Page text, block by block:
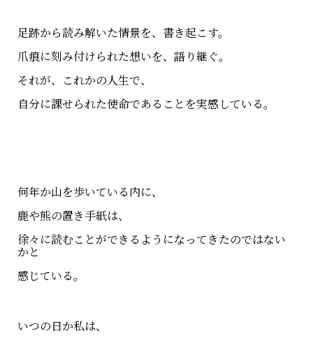
足跡から読み解いた情景を、書き起こす。
爪痕に刻み付けられた想いを、語り継ぐ。
それが、これかの人生で、
自分に課せられた使命であることを実感している。
何年か山を歩いている内に、
鹿や熊の置き手紙は、
徐々に読むことができるようになってきたのではない
かと
感じている。
いつの日か私は、